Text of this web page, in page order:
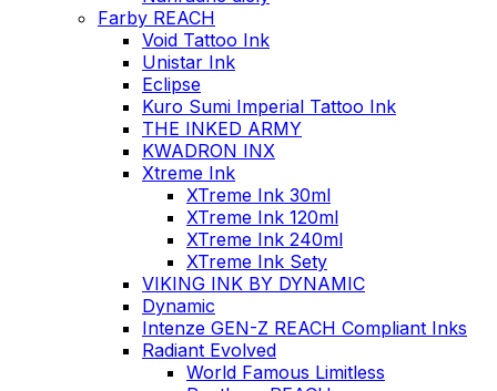
Farby REACH
Void Tattoo Ink
Unistar Ink
Eclipse
Kuro Sumi Imperial Tattoo Ink
THE INKED ARMY
KWADRON INX
Xtreme Ink
XTreme Ink 30ml
XTreme Ink 120ml
XTreme Ink 240ml
XTreme Ink Sety
VIKING INK BY DYNAMIC
Dynamic
Intenze GEN-Z REACH Compliant Inks
Radiant Evolved
World Famous Limitless